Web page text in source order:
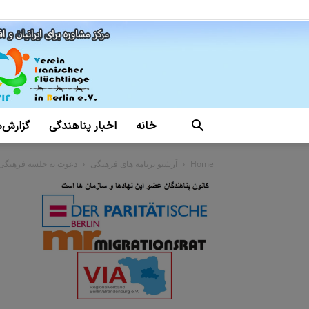
اخبار پناهندگی خانه
Home آرشیو برنامه های فرهنگی دعوت به جلسه فرهنگی